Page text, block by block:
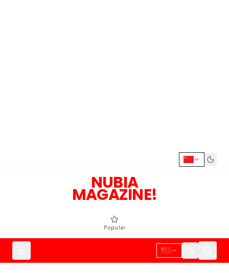
NUBIA
MAGAZINE!
Popular